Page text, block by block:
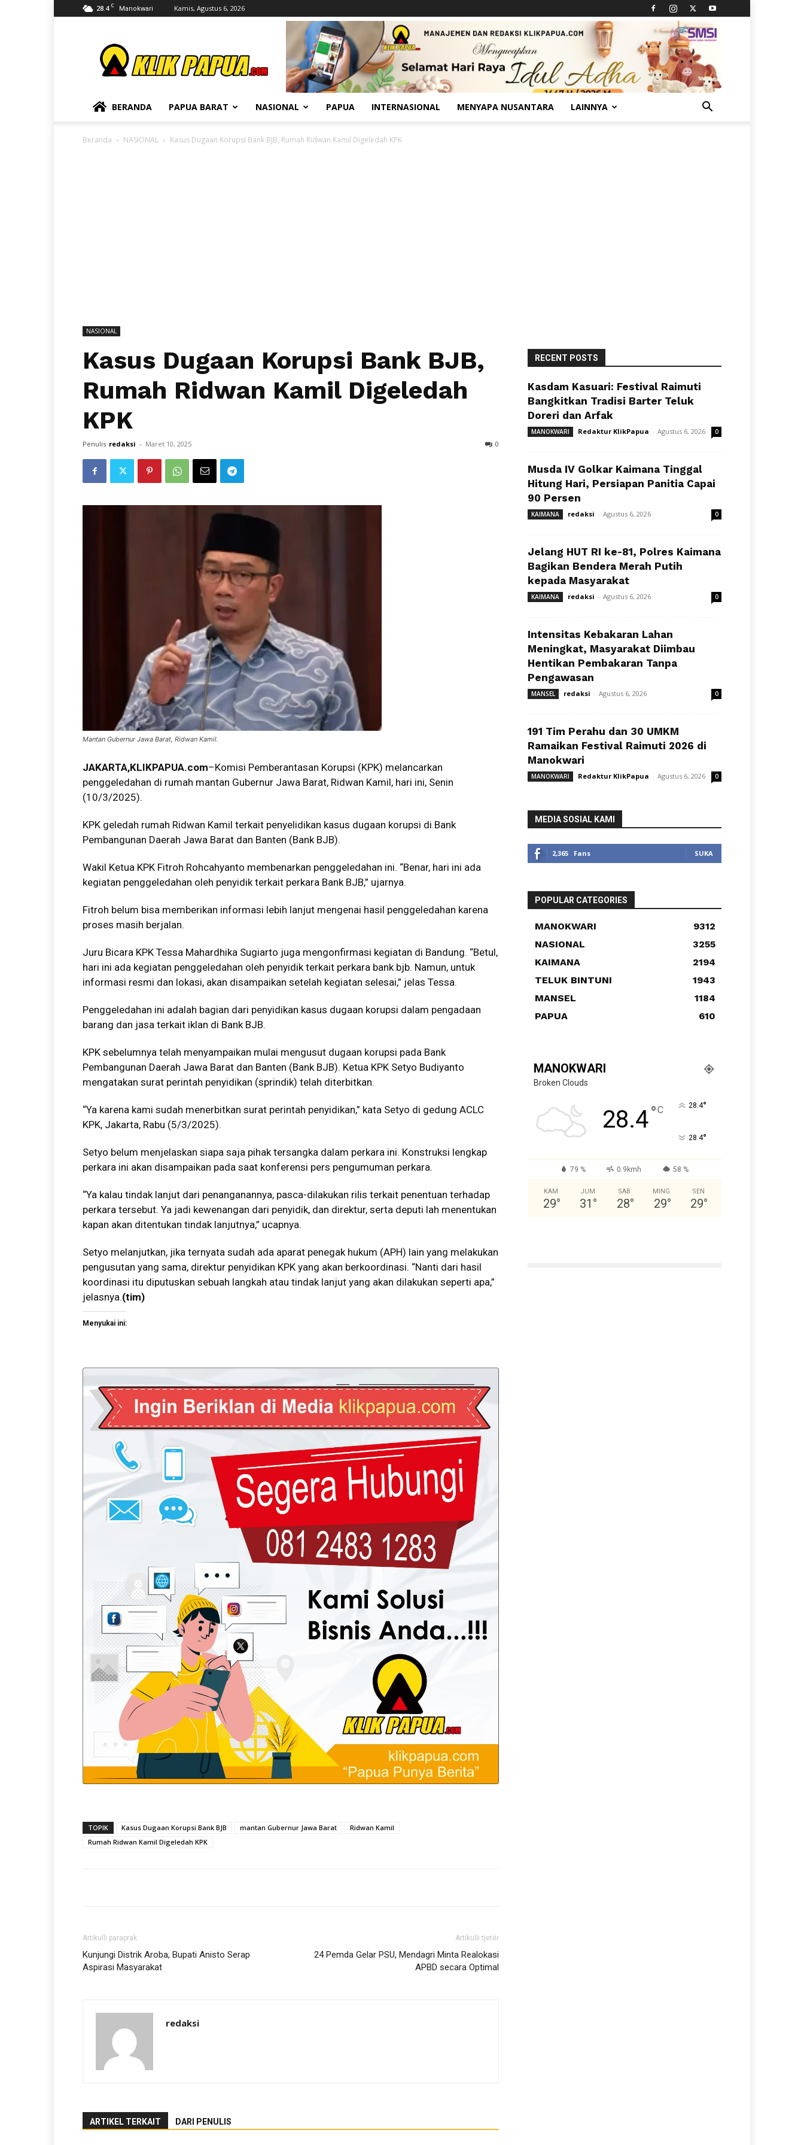
28.4 C Manokwari Kamis, Agustus 6, 2026
BERANDA PAPUA BARAT NASIONAL PAPUA INTERNASIONAL MENYAPA NUSANTARA LAINNYA
Beranda NASIONAL Kasus Dugaan Korupsi Bank BJB, Rumah Ridwan Kamil Digeledah KPK
NASIONAL
Kasus Dugaan Korupsi Bank BJB,
Rumah Ridwan Kamil Digeledah
KPK
Penulis redaksi - Maret 10, 2025 0
Mantan Gubernur Jawa Barat, Ridwan Kamil.
JAKARTA,KLIKPAPUA.com–Komisi Pemberantasan Korupsi (KPK) melancarkan
penggeledahan di rumah mantan Gubernur Jawa Barat, Ridwan Kamil, hari ini, Senin
(10/3/2025).
KPK geledah rumah Ridwan Kamil terkait penyelidikan kasus dugaan korupsi di Bank
Pembangunan Daerah Jawa Barat dan Banten (Bank BJB).
Wakil Ketua KPK Fitroh Rohcahyanto membenarkan penggeledahan ini. “Benar, hari ini ada
kegiatan penggeledahan oleh penyidik terkait perkara Bank BJB,” ujarnya.
Fitroh belum bisa memberikan informasi lebih lanjut mengenai hasil penggeledahan karena
proses masih berjalan.
Juru Bicara KPK Tessa Mahardhika Sugiarto juga mengonfirmasi kegiatan di Bandung. “Betul,
hari ini ada kegiatan penggeledahan oleh penyidik terkait perkara bank bjb. Namun, untuk
informasi resmi dan lokasi, akan disampaikan setelah kegiatan selesai,” jelas Tessa.
Penggeledahan ini adalah bagian dari penyidikan kasus dugaan korupsi dalam pengadaan
barang dan jasa terkait iklan di Bank BJB.
KPK sebelumnya telah menyampaikan mulai mengusut dugaan korupsi pada Bank
Pembangunan Daerah Jawa Barat dan Banten (Bank BJB). Ketua KPK Setyo Budiyanto
mengatakan surat perintah penyidikan (sprindik) telah diterbitkan.
“Ya karena kami sudah menerbitkan surat perintah penyidikan,” kata Setyo di gedung ACLC
KPK, Jakarta, Rabu (5/3/2025).
Setyo belum menjelaskan siapa saja pihak tersangka dalam perkara ini. Konstruksi lengkap
perkara ini akan disampaikan pada saat konferensi pers pengumuman perkara.
“Ya kalau tindak lanjut dari penanganannya, pasca-dilakukan rilis terkait penentuan terhadap
perkara tersebut. Ya jadi kewenangan dari penyidik, dan direktur, serta deputi lah menentukan
kapan akan ditentukan tindak lanjutnya,” ucapnya.
Setyo melanjutkan, jika ternyata sudah ada aparat penegak hukum (APH) lain yang melakukan
pengusutan yang sama, direktur penyidikan KPK yang akan berkoordinasi. “Nanti dari hasil
koordinasi itu diputuskan sebuah langkah atau tindak lanjut yang akan dilakukan seperti apa,”
jelasnya.(tim)
Menyukai ini:
TOPIK Kasus Dugaan Korupsi Bank BJB mantan Gubernur Jawa Barat
Ridwan Kamil
Rumah Ridwan Kamil Digeledah KPK
Artikulli paraprak
Kunjungi Distrik Aroba, Bupati Anisto Serap
Aspirasi Masyarakat
Artikulli tjetër
24 Pemda Gelar PSU, Mendagri Minta Realokasi
APBD secara Optimal
redaksi
ARTIKEL TERKAIT DARI PENULIS
RECENT POSTS
Kasdam Kasuari: Festival Raimuti
Bangkitkan Tradisi Barter Teluk
Doreri dan Arfak
MANOKWARI Redaktur KlikPapua - Agustus 6, 2026 0
Musda IV Golkar Kaimana Tinggal
Hitung Hari, Persiapan Panitia Capai
90 Persen
KAIMANA redaksi - Agustus 6, 2026 0
Jelang HUT RI ke-81, Polres Kaimana
Bagikan Bendera Merah Putih
kepada Masyarakat
KAIMANA redaksi - Agustus 6, 2026 0
Intensitas Kebakaran Lahan
Meningkat, Masyarakat Diimbau
Hentikan Pembakaran Tanpa
Pengawasan
MANSEL redaksi - Agustus 6, 2026 0
191 Tim Perahu dan 30 UMKM
Ramaikan Festival Raimuti 2026 di
Manokwari
MANOKWARI Redaktur KlikPapua - Agustus 6, 2026 0
MEDIA SOSIAL KAMI
2,365 Fans SUKA
POPULAR CATEGORIES
MANOKWARI
9312
NASIONAL
3255
KAIMANA
2194
TELUK BINTUNI
1943
MANSEL
1184
PAPUA
610
MANOKWARI
Broken Clouds
28.4°C 28.4°
28.4°
79 % 0.9kmh 58 %
KAM
29°
JUM
31 °
SAB
28°
MING
29°
SEN
29°